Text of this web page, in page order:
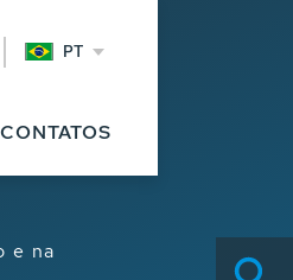
PT
CONTATOS
e na